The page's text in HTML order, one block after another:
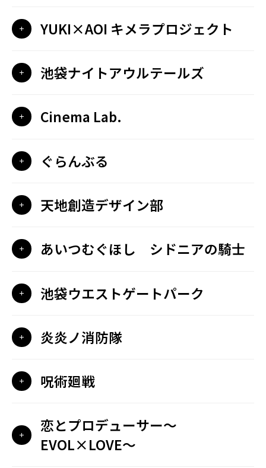
YUKI×AOI キメラプロジェクト
池袋ナイトアウルテールズ
Cinema Lab.
ぐらんぶる
天地創造デザイン部
あいつむぐほし シドニアの騎士
池袋ウエストゲートパーク
炎炎ノ消防隊
呪術廻戦
恋とプロデューサー～
EVOL×LOVE～